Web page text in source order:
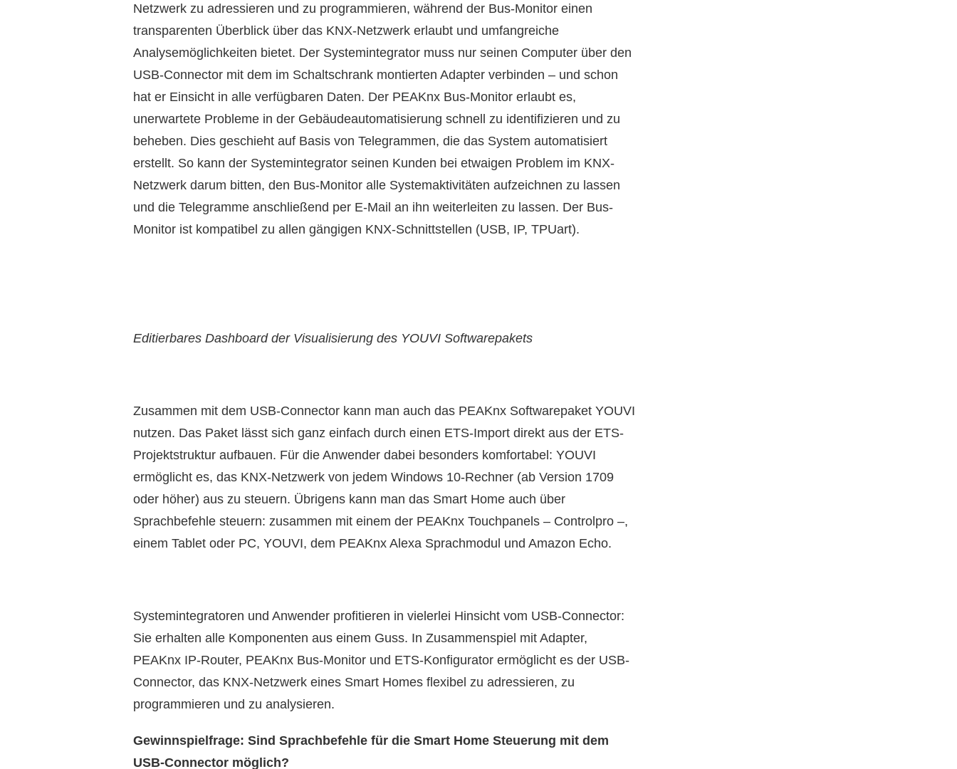
Netzwerk zu adressieren und zu programmieren, während der Bus-Monitor einen
transparenten Überblick über das KNX-Netzwerk erlaubt und umfangreiche
Analysemöglichkeiten bietet. Der Systemintegrator muss nur seinen Computer über den
USB-Connector mit dem im Schaltschrank montierten Adapter verbinden – und schon
hat er Einsicht in alle verfügbaren Daten. Der PEAKnx Bus-Monitor erlaubt es,
unerwartete Probleme in der Gebäudeautomatisierung schnell zu identifizieren und zu
beheben. Dies geschieht auf Basis von Telegrammen, die das System automatisiert
erstellt. So kann der Systemintegrator seinen Kunden bei etwaigen Problem im KNX-
Netzwerk darum bitten, den Bus-Monitor alle Systemaktivitäten aufzeichnen zu lassen
und die Telegramme anschließend per E-Mail an ihn weiterleiten zu lassen. Der Bus-
Monitor ist kompatibel zu allen gängigen KNX-Schnittstellen (USB, IP, TPUart).
Editierbares Dashboard der Visualisierung des YOUVI Softwarepakets
Zusammen mit dem USB-Connector kann man auch das PEAKnx Softwarepaket YOUVI
nutzen. Das Paket lässt sich ganz einfach durch einen ETS-Import direkt aus der ETS-
Projektstruktur aufbauen. Für die Anwender dabei besonders komfortabel: YOUVI
ermöglicht es, das KNX-Netzwerk von jedem Windows 10-Rechner (ab Version 1709
oder höher) aus zu steuern. Übrigens kann man das Smart Home auch über
Sprachbefehle steuern: zusammen mit einem der PEAKnx Touchpanels – Controlpro –,
einem Tablet oder PC, YOUVI, dem PEAKnx Alexa Sprachmodul und Amazon Echo.
Systemintegratoren und Anwender profitieren in vielerlei Hinsicht vom USB-Connector:
Sie erhalten alle Komponenten aus einem Guss. In Zusammenspiel mit Adapter,
PEAKnx IP-Router, PEAKnx Bus-Monitor und ETS-Konfigurator ermöglicht es der USB-
Connector, das KNX-Netzwerk eines Smart Homes flexibel zu adressieren, zu
programmieren und zu analysieren.
Gewinnspielfrage: Sind Sprachbefehle für die Smart Home Steuerung mit dem
USB-Connector möglich?